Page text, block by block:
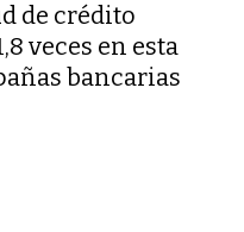
de crédito
veces en esta
bancarias